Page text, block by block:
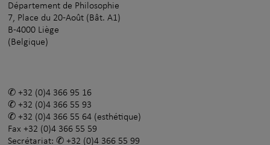
Département de Philosophie
7, Place du 20-Août (Bât. A1)
B-4000 Liège
(Belgique)
+32 (0)4 366 95 16
+32 (0)4 366 55 93
+32 (0)4 366 55 64 (esthétique)
Fax +32 (0)4 366 55 59
Secrétariat:
+32 (0)4 366 55 99